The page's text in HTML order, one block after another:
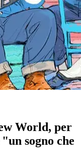
World, per
sogno che